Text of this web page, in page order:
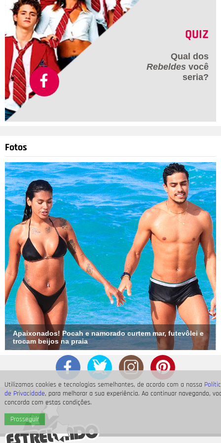
Utilizamos cookies e tecnologias semelhantes, de acordo com a nossa
de Privacidade, para melhorar a sua experiência. Ao continuar navegando,
concorda com estas condições.
Prosseguir
QUIZ
Qual dos
Rebeldes você
seria?
Fotos
Apaixonados! Pocah e namorado curtem mar, futevôlei e
trocam beijos na praia